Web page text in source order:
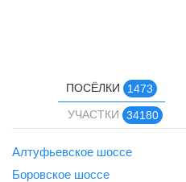
ПОСЁЛКИ 1473
УЧАСТКИ
34180
Алтуфьевское шоссе
Боровское шоссе